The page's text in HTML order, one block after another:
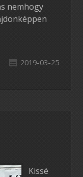
nemhogy
2019-03-25
Kissé